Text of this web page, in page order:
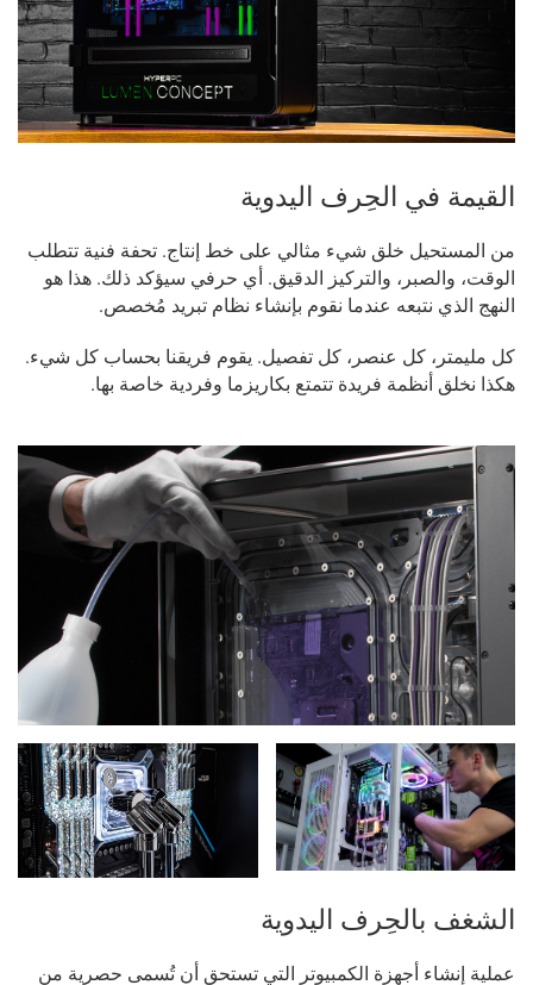
القيمة في الحِرف اليدوية
من المستحيل خلق شيء مثالي على خط إنتاج. تحفة فنية تتطلب
الوقت، والصبر، والتركيز الدقيق. أي حرفي سيؤكد ذلك. هذا هو
النهج الذي نتبعه عندما نقوم بإنشاء نظام تبريد مُخصص.
كل مليمتر، كل عنصر، كل تفصيل. يقوم فريقنا بحساب كل شيء.
هكذا نخلق أنظمة فريدة تتمتع بكاريزما وفردية خاصة بها.
الشغف بالحِرف اليدوية
عملية إنشاء أجهزة الكمبيوتر التي تستحق أن تُسمى حصرية من